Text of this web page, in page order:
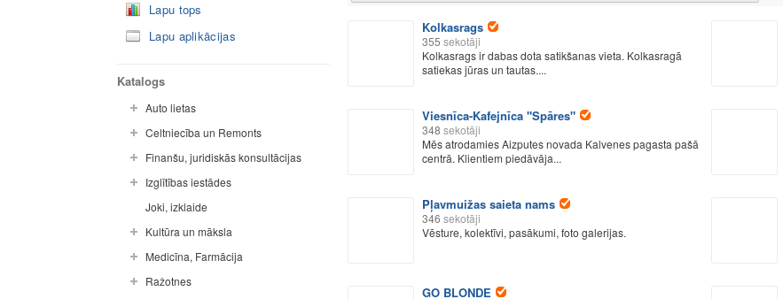
Lapu tops
Lapu aplikācijas
Katalogs
Auto lietas
Celtniecība un Remonts
Finanšu, juridiskās konsultācijas
Izglītības iestādes
Joki, izklaide
Kultūra un māksla
Medicīna, Farmācija
Ražotnes
Kolkasrags
355 sekotāji
Kolkasrags ir dabas dota satikšanas vieta. Kolkasragā
satiekas jūras un tautas....
Viesnīca-Kafejnīca "Spāres"
348 sekotāji
Mēs atrodamies Aizputes novada Kalvenes pagasta pašā
centrā. Klientiem piedāvāja...
Pļavmuižas saieta nams
346 sekotāji
Vēsture, kolektīvi, pasākumi, foto galerijas.
GO BLONDE